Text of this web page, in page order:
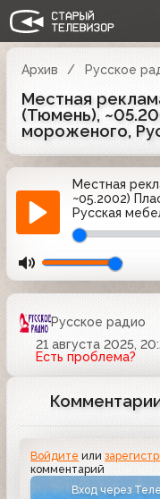
Архив Русское
Местная
(Тюмень),
мороженого,
Местная
~05.2002)
Русская
Русское радио
21 августа 2025,
Есть проблема?
Войдите или
комментарий
Вход через